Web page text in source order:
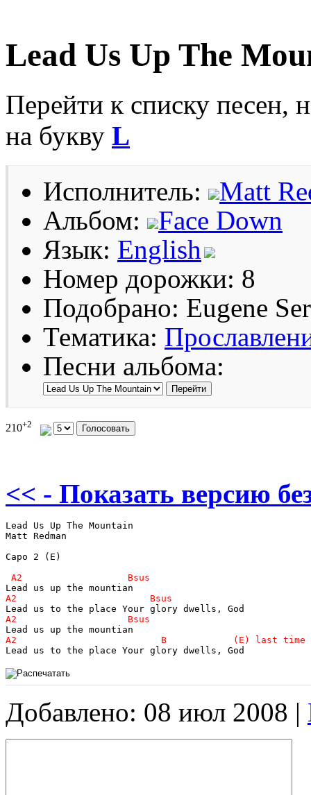
Lead Us Up The
Перейти к списку песен,
на букву L
Исполнитель:
Matt
Альбом:
Face Down
Язык: English
Номер дорожки: 8
Подобрано: Eugene
Тематика:
Песни альбома:
210+2
<< - Показать версию
Lead Us Up The Mountain
Matt Redman
Capo 2 (E)
Добавлено: 08 июл 2008 |